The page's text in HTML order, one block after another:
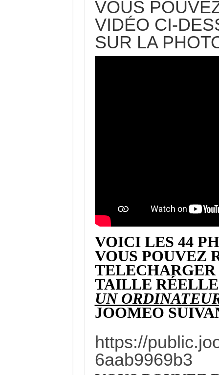
VOUS
VIDÉO CI-
SUR LA
VOICI LES 44
VOUS POUVEZ
TAILLE
UN
JOOMEO
https://
6aab9969b3